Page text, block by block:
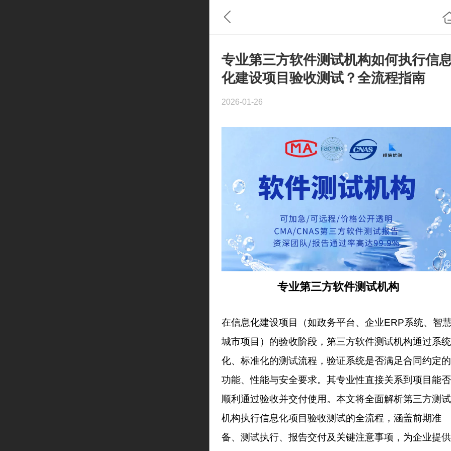
专业第三方软件测试机构如何执行信
化建设项目验收测试？全流程指南
2026-01-26
专业第三方软件测试机构
在信息化建设项目（如政务平台、企业ERP系统、智
城市项目）的验收阶段， 第三方软件测试机构通过系统
化、标准化的测试流程，验证系统是否满足合同约定的
功能、性能与安全要求。其专业性直接关系到项目能否
顺利通过验收并交付使用。本文将全面解析第三方测试
机构执行信息化项目 验收测试的全流程，涵盖前期准
备、测试执行、报告交付及关键注意事项，为企业提供